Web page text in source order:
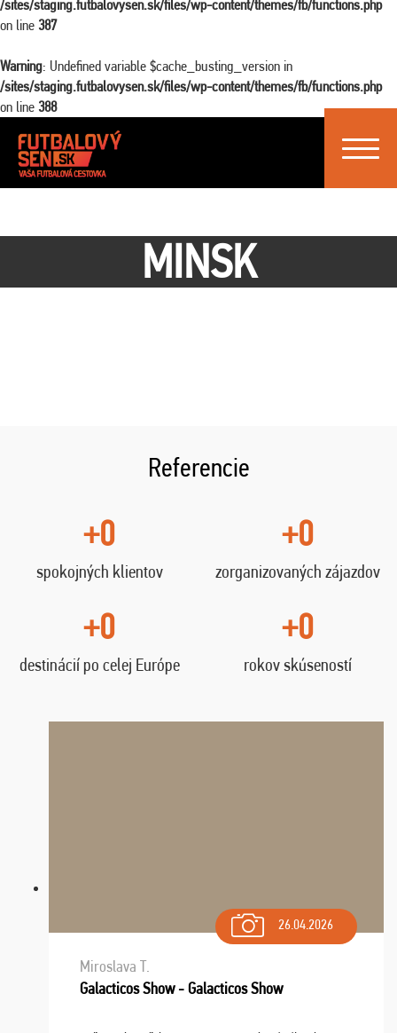
/sites/staging.futbalovysen.sk/files/wp-content/themes/fb/functions.php
on line 387
Warning: Undefined variable $cache_busting_version in
/sites/staging.futbalovysen.sk/files/wp-content/themes/fb/functions.php
on line 388
Toggle
MINSK
Referencie
+0
spokojných klientov
+0
zorganizovaných zájazdov
+0
destinácií po celej Európe
+0
rokov skúseností
26.04.2026
Miroslava T.
Galacticos Show - Galacticos Show